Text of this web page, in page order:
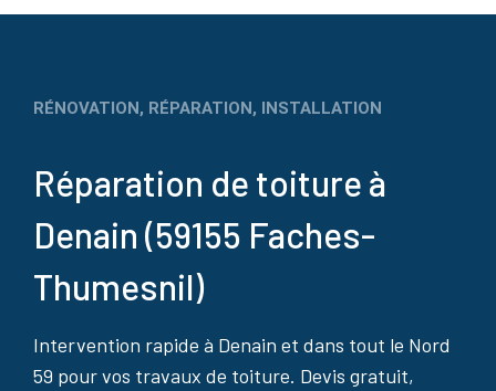
RÉNOVATION, RÉPARATION, INSTALLATION
Réparation de toiture à
Denain (59155 Faches-
Thumesnil)
Intervention rapide à Denain et dans tout le Nord
59 pour vos travaux de toiture. Devis gratuit,